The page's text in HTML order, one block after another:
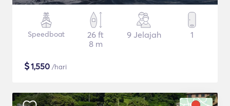
Speedboat
26 ft
8 m
9 Jelajah 1
$1,550 /hari